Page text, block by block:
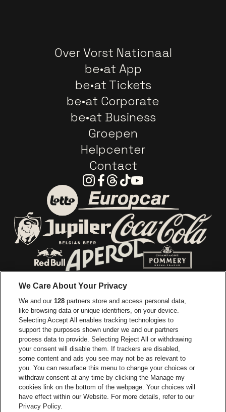
Over Vorst Nationaal
be•at App
be•at Tickets
be•at Corporate
be•at Business
Groepen
Helpcenter
Contact
Instagram
Facebook
Threads
TiktokYoutube
Ga naar de website van Lotto
Ga naar de website van
Ga naar de website van JupilerGa naar de
Ga naar de website van Red BullGa naar de
Ga naar de website van Het logo van
Ga naar de
Ga naar de website van Croky
Ga naar de website van
Ga naar de website van Le Soir
Ga naar de
Ga naar de website van
Vorst Nationaal is een deel van be•at
Vorst Nationaal
We Care About Your Privacy
We and our128 partners store and access personal data,
like browsing data or unique identifiers, on your device.
Selecting Accept All enables tracking technologies to
support the purposes shown under we and our partners
process data to provide. Selecting Reject All or withdrawing
your consent will disable them. If trackers are disabled,
some content and ads you see may not be as relevant to
you. You can resurface this menu to change your choices or
withdraw consent at any time by clicking the Manage my
cookies link on the bottom of the webpage. Your choices will
have effect within our Website. For more details, refer to our
Privacy Policy.